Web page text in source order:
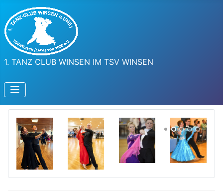
1. TANZ CLUB WINSEN IM TSV WINSEN